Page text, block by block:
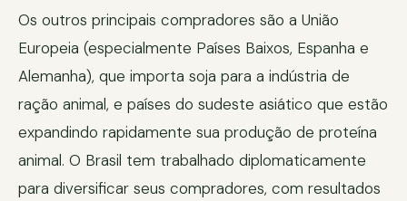
Os outros principais compradores são a União
Europeia (especialmente Países Baixos, Espanha e
Alemanha), que importa soja para a indústria de
ração animal, e países do sudeste asiático que estão
expandindo rapidamente sua produção de proteína
animal. O Brasil tem trabalhado diplomaticamente
para diversificar seus compradores, com resultados